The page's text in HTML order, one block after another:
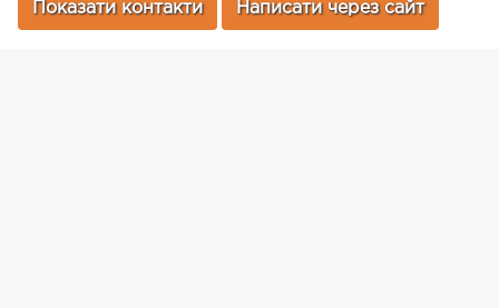
Показати контакти Написати через сайт